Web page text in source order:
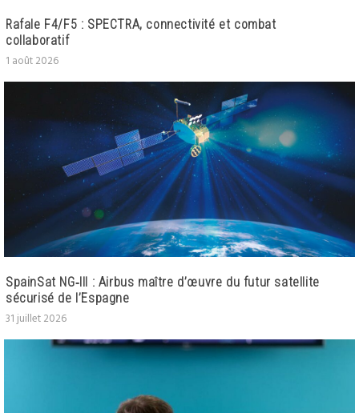
Rafale F4/F5 : SPECTRA, connectivité et combat
collaboratif
1 août 2026
SpainSat NG‑III : Airbus maître d’œuvre du futur satellite
sécurisé de l’Espagne
31 juillet 2026